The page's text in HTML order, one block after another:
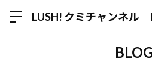
LUSH! クミチャンネル
BLOG